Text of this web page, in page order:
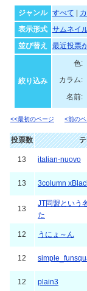
ジャンル すべて
表示形式
サムネイ
並び替え
最近投票
絞り込み
色:
カラム:
名前:
<<最初のページ <前のペ
投票数
13 italian-nuovo
13 3column
13
JT同盟という
た
12 うにょ～ん
12
12 plain3